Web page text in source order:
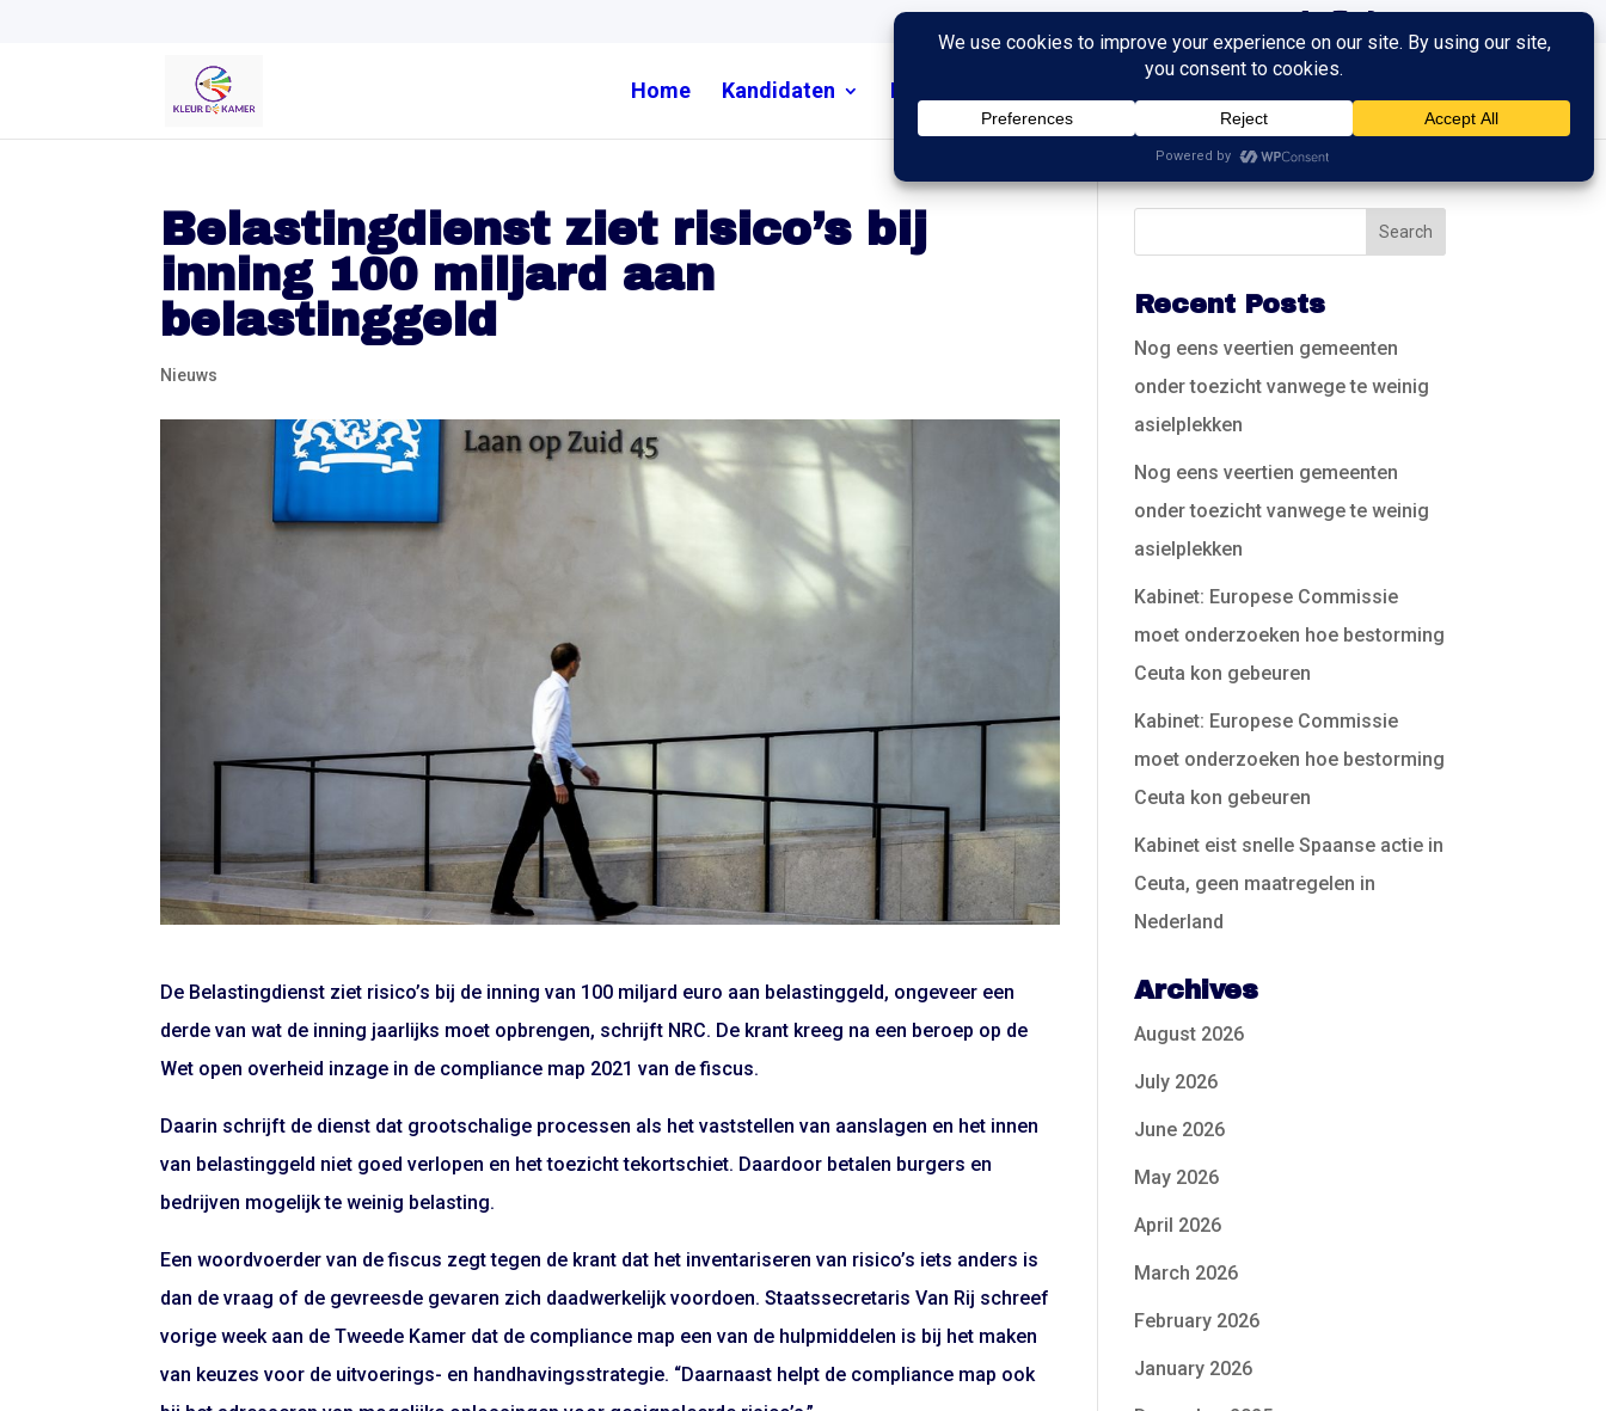
Home Kandidaten Nieuws
Belastingdienst ziet risico’s bij
inning 100 miljard aan
belastinggeld
Nieuws
De Belastingdienst ziet risico’s bij de inning van 100 miljard euro aan belastinggeld, ongeveer een
derde van wat de inning jaarlijks moet opbrengen, schrijft NRC. De krant kreeg na een beroep op de
Wet open overheid inzage in de compliance map 2021 van de fiscus.
Daarin schrijft de dienst dat grootschalige processen als het vaststellen van aanslagen en het innen
van belastinggeld niet goed verlopen en het toezicht tekortschiet. Daardoor betalen burgers en
bedrijven mogelijk te weinig belasting.
Een woordvoerder van de fiscus zegt tegen de krant dat het inventariseren van risico’s iets anders is
dan de vraag of de gevreesde gevaren zich daadwerkelijk voordoen. Staatssecretaris Van Rij schreef
vorige week aan de Tweede Kamer dat de compliance map een van de hulpmiddelen is bij het maken
van keuzes voor de uitvoerings- en handhavingsstrategie. “Daarnaast helpt de compliance map ook
Recent Posts
Nog eens veertien gemeenten
onder toezicht vanwege te weinig
asielplekken
Nog eens veertien gemeenten
onder toezicht vanwege te weinig
asielplekken
Kabinet: Europese Commissie
moet onderzoeken hoe bestorming
Ceuta kon gebeuren
Kabinet: Europese Commissie
moet onderzoeken hoe bestorming
Ceuta kon gebeuren
Kabinet eist snelle Spaanse actie in
Ceuta, geen maatregelen in
Nederland
Archives
August 2026
July 2026
June 2026
May 2026
April 2026
March 2026
February 2026
January 2026